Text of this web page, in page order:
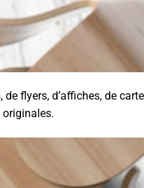
flyers, d’affiches, de